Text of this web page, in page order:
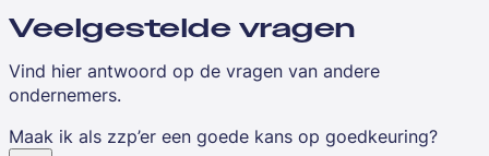
Veelgestelde vragen
Vind hier antwoord op de vragen van andere
ondernemers.
Maak ik als zzp’er een goede kans op goedkeuring?